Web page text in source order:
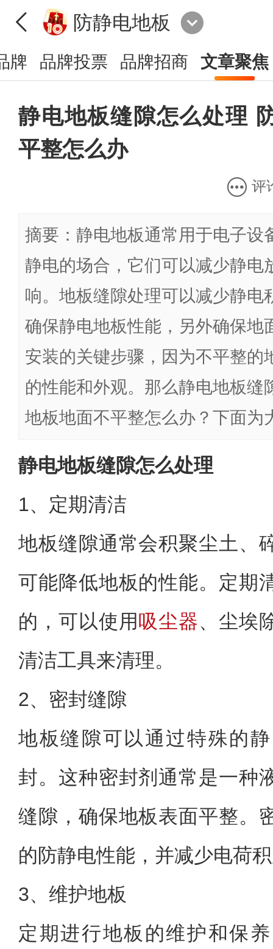
防静电地板
牌 品牌投票 品牌招商 文章聚焦
静电地板缝隙怎么处理
平整怎么办
评
摘要：静电地板通常用于电子设
静电的场合，它们可以减少静电
响。地板缝隙处理可以减少静电
确保静电地板性能，另外确保地
安装的关键步骤，因为不平整的
的性能和外观。那么静电地板缝
地板地面不平整怎么办？下面为
静电地板缝隙怎么处理
1、定期清洁
地板缝隙通常会积聚尘土、
可能降低地板的性能。定期
的，可以使用吸尘器、尘埃
清洁工具来清理。
2、密封缝隙
地板缝隙可以通过特殊的
封。这种密封剂通常是一种
缝隙，确保地板表面平整。
的防静电性能，并减少电荷
3、维护地板
定期进行地板的维护和保